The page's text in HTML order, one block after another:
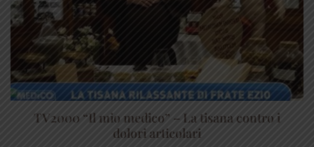
TV2000 “Il mio medico” – La tisana contro i
dolori articolari